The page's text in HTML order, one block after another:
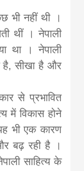
भी नहीं थी ।
थीं । नेपाली
था । नेपाली
है, सीखा है और
से प्रभावित
में विकास होने
भी एक कारण
बढ़ रही है ।
साहित्य के